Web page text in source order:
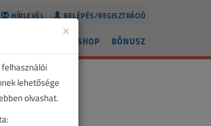
BELÉPÉS/REGISZTRÁCIÓ
HÍRLEVÉL
BÓNUSZ
SHOP
×
lehetősége
olvashat.